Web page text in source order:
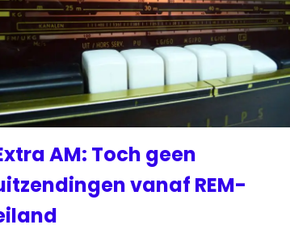
AM: Toch geen
vanaf REM-